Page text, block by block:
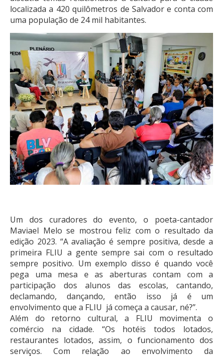
localizada a 420 quilômetros de Salvador e conta com
uma população de 24 mil habitantes.
Um dos curadores do evento, o poeta-cantador
Maviael Melo se mostrou feliz com o resultado da
edição 2023. “A avaliação é sempre positiva, desde a
primeira FLIU a gente sempre sai com o resultado
sempre positivo. Um exemplo disso é quando você
pega uma mesa e as aberturas contam com a
participação dos alunos das escolas, cantando,
declamando, dançando, então isso já é um
envolvimento que a FLIU já começa a causar, né?”.
Além do retorno cultural, a FLIU movimenta o
comércio na cidade. “Os hotéis todos lotados,
restaurantes lotados, assim, o funcionamento dos
serviços. Com relação ao envolvimento da